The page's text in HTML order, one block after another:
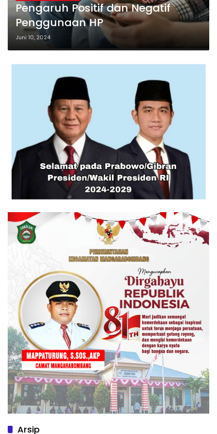
Pengaruh Positif dan Negatif
Penggunaan HP
Juni 10, 2024
Arsip